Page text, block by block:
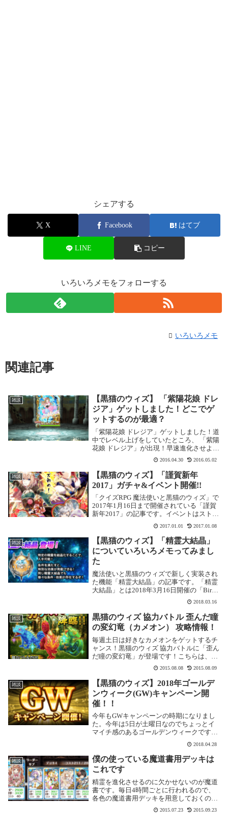
シェアする
X Facebook はてブ
LINE コピー
いろいろメモをフォローする
いろいろメモ
関連記事
雑談
【黒猫のウィズ】 「紫陽花娘 ドレ
ジア」ゲットしました！どこでゲ
ットするのが最適？
「紫陽花娘 ドレジア」ゲットしました！道
中でレベル上げをしていたところ、 「紫陽
花娘 ドレジア」が出現！早速進化させよう
と思ったところ、自分自身で進化するよう
です。進化は4段階なので、4枚必要なのか
な？ガンバってゲットします！！「紫陽花
娘 ...
2016.04.30 2016.05.02
雑談
【黒猫のウィズ】「謹賀新年
2017」ガチャ&イベント開催!!
「クイズRPG 魔法使いと黒猫のウィズ」で
2017年1月16日まで開催されている「謹賀
新年2017」の記事です。イベントはストー
リーイベントなので読むだけ。または超か
んたんなクエストをクリアするだけ。全部
で18個のクリスタルがゲットできる、...
2017.01.01 2017.01.08
雑談
【黒猫のウィズ】「精霊大結晶」
についていろいろメモってみまし
た
魔法使いと黒猫のウィズで新しく実装され
た機能「精霊大結晶」の記事です。「精霊
大結晶」とは2018年3月16日開催の「Birth
Of New Order」から新しく「精霊大結晶」
が登場です。「精霊大結晶」の作り方イベ
ントクエスト「ラナ3姉妹...
2018.03.16
雑談
黒猫のウィズ 協力バトル 歪んだ瞳
の変幻竜（カメオン） 攻略情報！
毎週土日は好きなカメオンをゲットするチ
ャンス！黒猫のウィズ 協力バトルに「歪ん
だ瞳の変幻竜」が登場です！こちらは、毎
週土日に開催されるイベントで、6種類の
級があります。それぞれに6種類のカメオ
ンが対応しているので、お好きなカメオン
をゲットす...
2015.08.08 2015.08.09
雑談
【黒猫のウィズ】2018年ゴールデ
ンウィーク(GW)キャンペーン開
催！！
今年もGWキャンペーンの時期になりまし
た。今年は5日が土曜日なのでちょっとイ
マイチ感のあるゴールデンウィークです
ね。ちなみに2018年は土曜日の祝日が3日
もあるとか・・・まぁ、そんな話はおいて
おいて、今年のGWキャンペーンも盛りだ
くさんの内...
2018.04.28
雑談
僕の使っている魔道書用デッキは
これです
精霊を進化させるのに欠かせないのが魔道
書です。毎日4時間ごとに行われるので、
各色の魔道書用デッキを用意しておくのが
いいですよね。ここでは、私が使ってる魔
道書用デッキをご紹介します。ポイント
2015.07.23 2015.09.23